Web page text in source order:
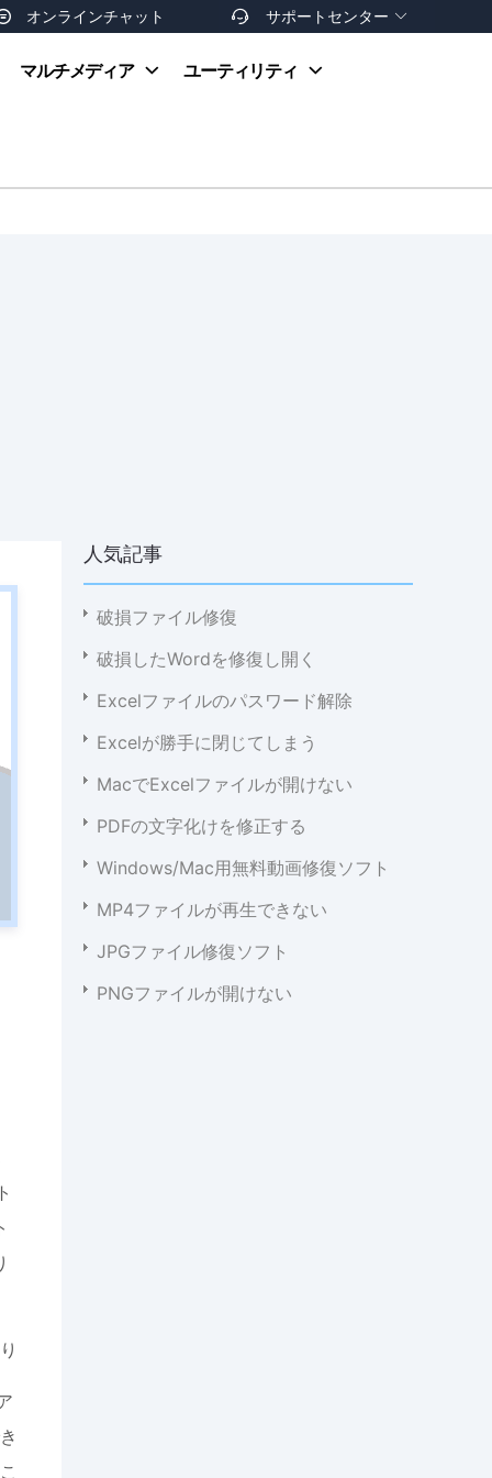
オンラインチャット  サポートセンター 
お支払い方法
マルチメディア ユーティリティ
人気記事
破損ファイル修復
破損したWordを修復し開く
Excelファイルのパスワード解除
Excelが勝手に閉じてしまう
MacでExcelファイルが開けない
PDFの文字化けを修正する
Windows/Mac用無料動画修復ソフト
MP4ファイルが再生できない
JPGファイル修復ソフト
PNGファイルが開けない